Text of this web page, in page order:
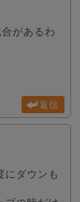
があるわ
返信
にダウンも